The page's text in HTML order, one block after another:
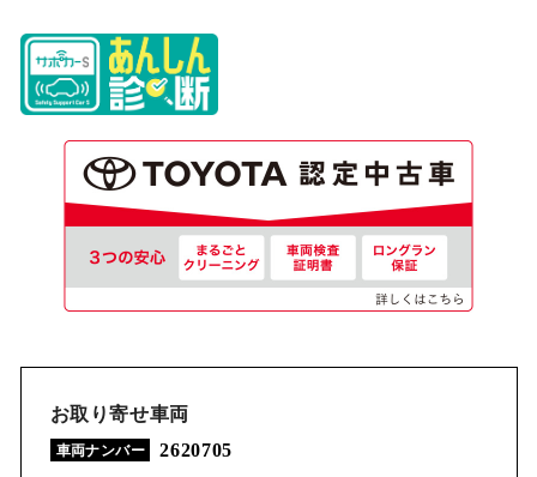
お取り寄せ車両
車両ナンバー 2620705